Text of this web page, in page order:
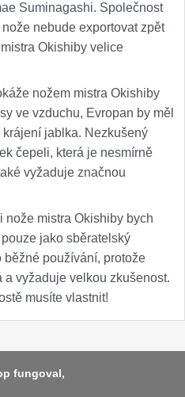
Suminagashi. Společnost
nebude exportovat zpět
Okishiby velice
nožem mistra Okishiby
ve vzduchu, Evropan by měl
jablka. Nezkušený
čepeli, která je nesmírně
vyžaduje značnou
nože mistra Okishiby bych
jako sběratelský
běžné používání, protože
vyžaduje velkou zkušenost.
musíte vlastnit!
fungoval,